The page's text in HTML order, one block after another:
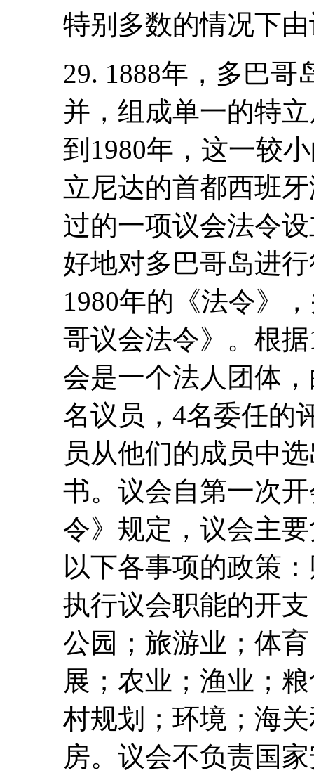
特别多数的情况下
29. 1888年，多巴
并，组成单一的特
到1980年，这一较
立尼达的首都西班
过的一项议会法令
好地对多巴哥岛进
1980年的《法令》
哥议会法令》。根
会是一个法人团体
名议员，4名委任的
员从他们的成员中
书。议会自第一次
令》规定，议会主
以下各事项的政策
执行议会职能的开
公园；旅游业；体
展；农业；渔业；
村规划；环境；海
房。议会不负责国